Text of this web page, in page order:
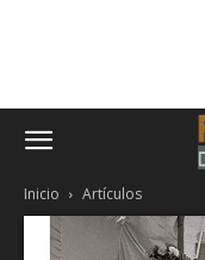
Inicio Artículos